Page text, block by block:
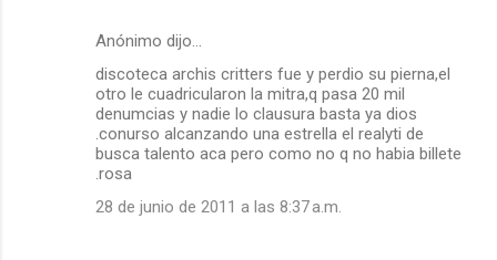
Anónimo dijo…
discoteca archis critters fue y perdio su pierna,el
otro le cuadricularon la mitra,q pasa 20 mil
denumcias y nadie lo clausura basta ya dios
.conurso alcanzando una estrella el realyti de
busca talento aca pero como no q no habia billete
.rosa
28 de junio de 2011 a las 8:37 a.m.